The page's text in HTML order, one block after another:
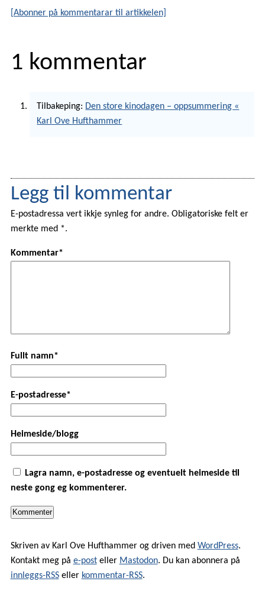
[Abonner på kommentarar til artikkelen]
1 kommentar
Tilbakeping: Den store kinodagen – oppsummering «
Karl Ove Hufthammer
Legg til kommentar
E-postadressa vert ikkje synleg for andre. Obligatoriske felt er
merkte med *.
Kommentar*
Fullt namn*
E-postadresse*
Heimeside/blogg
Lagra namn, e-postadresse og eventuelt heimeside til
neste gong eg kommenterer.
Skriven av Karl Ove Hufthammer og driven med WordPress.
Kontakt meg på e-posteller Mastodon. Du kan abonnera på
innleggs-RSSeller kommentar-RSS.